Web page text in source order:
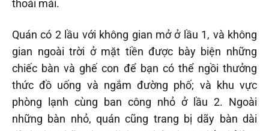
thoải mái.
Quán có 2 lầu với không gian mở ở lầu 1, và không
gian ngoài trời ở mặt tiền được bày biện những
chiếc bàn và ghế con để bạn có thể ngồi thưởng
thức đồ uống và ngắm đường phố; và khu vực
phòng lạnh cùng ban công nhỏ ở lầu 2. Ngoài
những bàn nhỏ, quán cũng trang bị dãy bàn dài